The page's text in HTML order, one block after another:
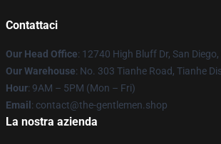
Contattaci
Our Head Office: 12740 High Bluff Dr, San
Our Warehouse: No. 303 Tianhe Road, Tianhe
Hour: 9AM – 5PM (Mon – Fri)
Email : contact@the-gentlemen.shop
La nostra azienda